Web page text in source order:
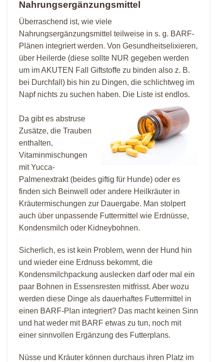
Nahrungsergänzungsmittel
Überraschend ist, wie viele
Nahrungsergänzungsmittel teilweise in s. g. BARF-
Plänen integriert werden. Von Gesundheitselixieren,
über Heilerde (diese sollte NUR gegeben werden
um im AKUTEN Fall Giftstoffe zu binden also z. B.
bei Durchfall) bis hin zu Dingen, die schlichtweg im
Napf nichts zu suchen haben. Die Liste ist endlos.
Da gibt es abstruse
Zusätze, die Trauben
enthalten,
Vitaminmischungen
mit Yucca-
Palmenextrakt (beides giftig für Hunde) oder es
finden sich Beinwell oder andere Heilkräuter in
Kräutermischungen zur Dauergabe. Man stolpert
auch über unpassende Futtermittel wie Erdnüsse,
Kondensmilch oder Kidneybohnen.
Sicherlich, es ist kein Problem, wenn der Hund hin
und wieder eine Erdnuss bekommt, die
Kondensmilchpackung auslecken darf oder mal ein
paar Bohnen in Essensresten mitfrisst. Aber wozu
werden diese Dinge als dauerhaftes Futtermittel in
einen BARF-Plan integriert? Das macht keinen Sinn
und hat weder mit BARF etwas zu tun, noch mit
einer sinnvollen Ergänzung des Futterplans.
Nüsse und Kräuter können durchaus ihren Platz im